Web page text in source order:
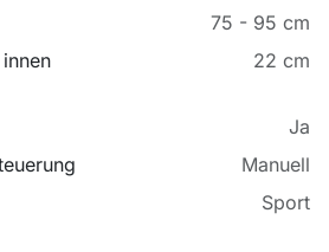
75 - 95 cm
22 cm
Ja
Manuell
Sport